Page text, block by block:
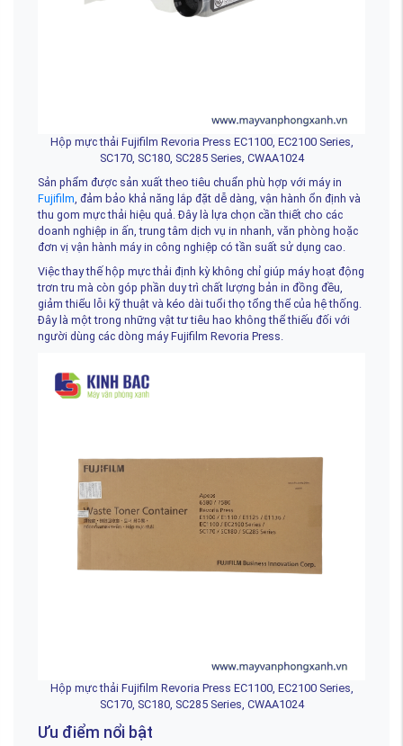
Hộp mực thải Fujifilm Revoria Press EC1100, EC2100 Series,
SC170, SC180, SC285 Series, CWAA1024
Sản phẩm được sản xuất theo tiêu chuẩn phù hợp với máy in
Fujifilm , đảm bảo khả năng lắp đặt dễ dàng, vận hành ổn định và
thu gom mực thải hiệu quả. Đây là lựa chọn cần thiết cho các
doanh nghiệp in ấn, trung tâm dịch vụ in nhanh, văn phòng hoặc
đơn vị vận hành máy in công nghiệp có tần suất sử dụng cao.
Việc thay thế hộp mực thải định kỳ không chỉ giúp máy hoạt động
trơn tru mà còn góp phần duy trì chất lượng bản in đồng đều,
giảm thiểu lỗi kỹ thuật và kéo dài tuổi thọ tổng thể của hệ thống.
Đây là một trong những vật tư tiêu hao không thể thiếu đối với
người dùng các dòng máy Fujifilm Revoria Press.
Hộp mực thải Fujifilm Revoria Press EC1100, EC2100 Series,
SC170, SC180, SC285 Series, CWAA1024
Ưu điểm nổi bật